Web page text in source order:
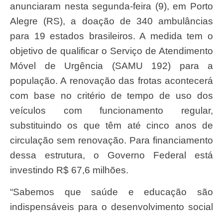
anunciaram nesta segunda-feira (9), em Porto
Alegre (RS), a doação de 340 ambulâncias
para 19 estados brasileiros. A medida tem o
objetivo de qualificar o Serviço de Atendimento
Móvel de Urgência (SAMU 192) para a
população. A renovação das frotas acontecerá
com base no critério de tempo de uso dos
veículos com funcionamento regular,
substituindo os que têm até cinco anos de
circulação sem renovação. Para financiamento
dessa estrutura, o Governo Federal está
investindo R$ 67,6 milhões.
“Sabemos que saúde e educação são
indispensáveis para o desenvolvimento social